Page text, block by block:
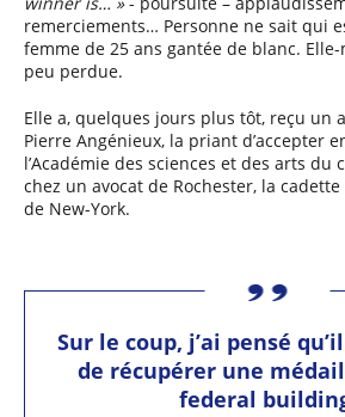
remerciements… Personne ne sait qui
femme de 25 ans gantée de blanc.
peu perdue.
Elle a, quelques jours plus tôt, reçu un
Pierre Angénieux, la priant d’accepter
l’Académie des sciences et des arts du
chez un avocat de Rochester, la cadette
de New-York.
Sur le coup, j’ai pensé
de récupérer une
federal